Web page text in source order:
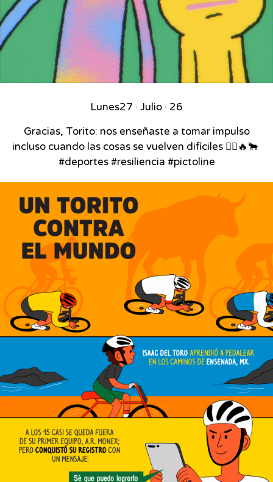
Lunes27 · Julio · 26
Gracias, Torito: nos enseñaste a tomar impulso
incluso cuando las cosas se vuelven difíciles 🚴‍♂️🔥🐂⁣ ⁣
#deportes #resiliencia #pictoline